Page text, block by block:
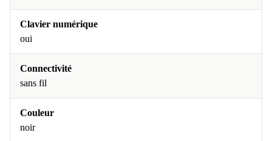
Clavier numérique
oui
Connectivité
sans fil
Couleur
noir